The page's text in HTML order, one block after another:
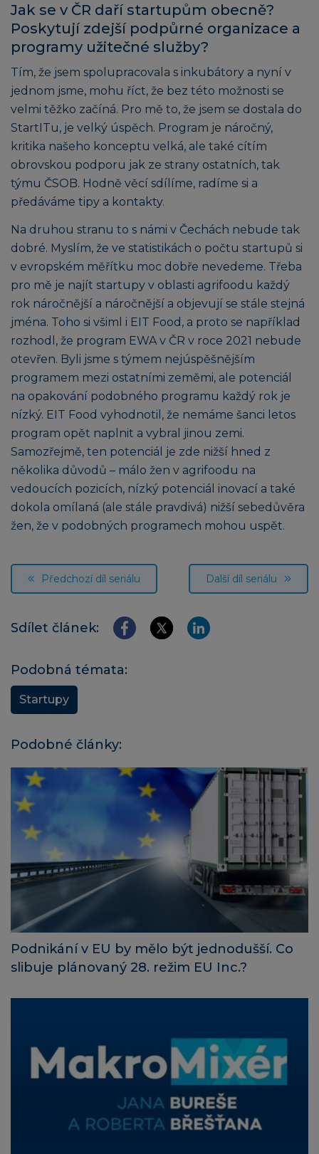
Jak se v ČR daří startupům obecně?
Poskytují zdejší podpůrné organizace a
programy užitečné služby?
Tím, že jsem spolupracovala s inkubátory a nyní v
jednom jsme, mohu říct, že bez této možnosti se
velmi těžko začíná. Pro mě to, že jsem se dostala do
StartITu, je velký úspěch. Program je náročný,
kritika našeho konceptu velká, ale také cítím
obrovskou podporu jak ze strany ostatních, tak
týmu ČSOB. Hodně věcí sdílíme, radíme si a
předáváme tipy a kontakty.
Na druhou stranu to s námi v Čechách nebude tak
dobré. Myslím, že ve statistikách o počtu startupů si
v evropském měřítku moc dobře nevedeme. Třeba
pro mě je najít startupy v oblasti agrifoodu každý
rok náročnější a náročnější a objevují se stále stejná
jména. Toho si všiml i EIT Food, a proto se například
rozhodl, že program EWA v ČR v roce 2021 nebude
otevřen. Byli jsme s týmem nejúspěšnějším
programem mezi ostatními zeměmi, ale potenciál
na opakování podobného programu každý rok je
nízký. EIT Food vyhodnotil, že nemáme šanci letos
program opět naplnit a vybral jinou zemi.
Samozřejmě, ten potenciál je zde nižší hned z
několika důvodů – málo žen v agrifoodu na
vedoucích pozicích, nízký potenciál inovací a také
dokola omílaná (ale stále pravdivá) nižší sebedůvěra
žen, že v podobných programech mohou uspět.
Předchozí díl seriálu Další díl seriálu
Sdílet článek:
Podobná témata:
Startupy
Podobné články:
Podnikání v EU by mělo být jednodušší. Co
slibuje plánovaný 28. režim EU Inc.?